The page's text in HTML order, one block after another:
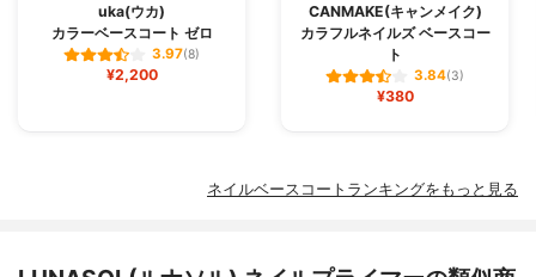
uka(ウカ)
カラーベースコート ゼロ
3.97(8)
¥2,200
CANMAKE(キャンメイク)
カラフルネイルズ ベースコー
ト
3.84(3)
¥380
ネイルベースコートランキングをもっと見る